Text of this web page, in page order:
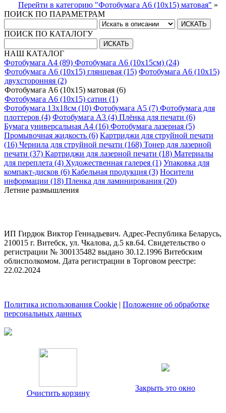
Перейти в категорию "Фотобумага A6 (10х15) матовая" »
ПОИСК ПО ПАРАМЕТРАМ
ПОИСК ПО КАТАЛОГУ
НАШ КАТАЛОГ
Фотобумага A4 (89) Фотобумага A6 (10х15см) (24)
Фотобумага A6 (10х15) глянцевая (15) Фотобумага A6 (10х15)
двухсторонняя (2)
Фотобумага A6 (10х15) матовая (6)
Фотобумага A6 (10х15) сатин (1)
Фотобумага 13х18см (10) Фотобумага A5 (7) Фотобумага для
плоттеров (4) Фотобумага A3 (4) Плёнка для печати (6)
Бумага универсальная A4 (16) Фотобумага лазерная (5)
Промывочная жидкость (6) Картриджи для струйной печати
(16) Чернила для струйной печати (168) Тонер для лазерной
печати (37) Картриджи для лазерной печати (18) Материалы
для переплета (4) Художественная галерея (1) Упаковка для
компакт-дисков (6) Кабельная продукция (3) Носители
информации (18) Пленка для ламинирования (20)
Летние размышления
ИП Гирдюк Виктор Геннадьевич. Адрес-Республика Беларусь,
210015 г. Витебск, ул. Чкалова, д.5 кв.64. Свидетельство о
регистрации № 300135482 выдано 30.12.1996 Витебским
облисполкомом. Дата регистрации в Торговом реестре:
22.02.2024
Политика использования Cookie | Положение об обработке
персональных данных
Очистить корзину
Закрыть это окно